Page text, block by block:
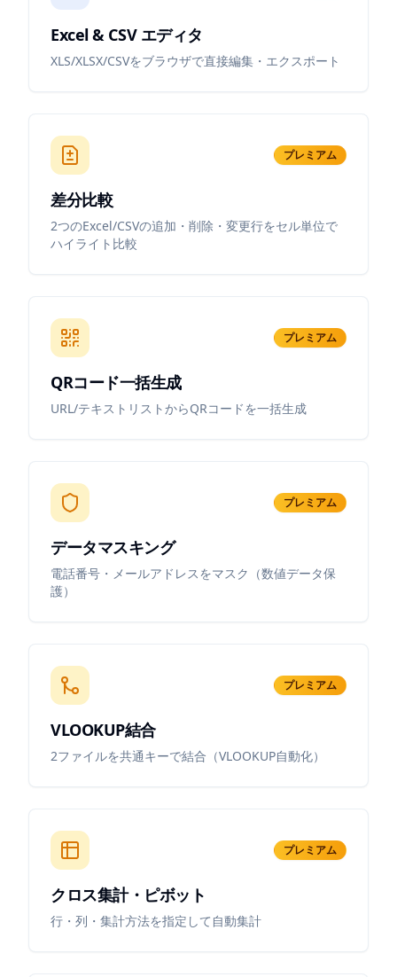
Excel & CSV エディタ
XLS/XLSX/CSVをブラウザで直接編集・エクスポート
プレミアム
差分比較
2つのExcel/CSVの追加・削除・変更行をセル単位で
ハイライト比較
プレミアム
QRコード一括生成
URL/テキストリストからQRコードを一括生成
プレミアム
データマスキング
電話番号・メールアドレスをマスク（数値データ保
護）
プレミアム
VLOOKUP結合
2ファイルを共通キーで結合（VLOOKUP自動化）
プレミアム
クロス集計・ピボット
行・列・集計方法を指定して自動集計